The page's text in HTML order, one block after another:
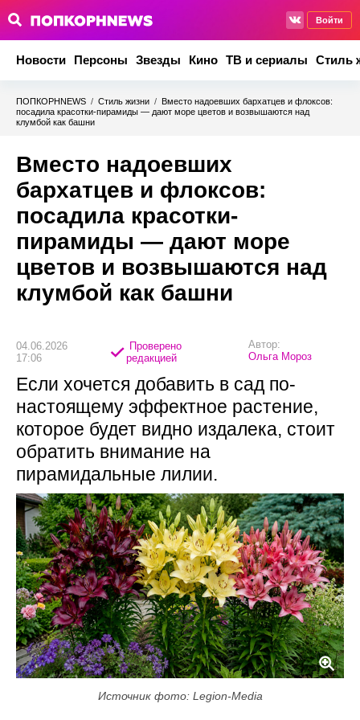
Войти
Новости Персоны Звезды Кино ТВ и сериалы Стиль
ПОПКОРНNEWS / Стиль жизни / Вместо надоевших бархатцев и флоксов:
посадила красотки-пирамиды — дают море цветов и возвышаются над
клумбой как башни
Вместо надоевших
бархатцев и флоксов:
посадила красотки-
пирамиды — дают море
цветов и возвышаются над
клумбой как башни
04.06.2026
17:06
Проверено
редакцией
Автор:
Ольга Мороз
Если хочется добавить в сад по-
настоящему эффектное растение,
которое будет видно издалека, стоит
обратить внимание на
пирамидальные лилии.
Источник фото: Legion-Media